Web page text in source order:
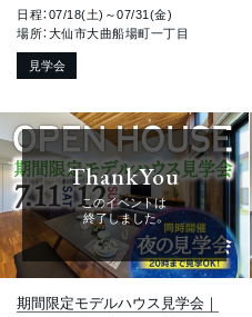
プン｜夜の見学会も同時開催｜
大仙市大曲船場町
日程：07/18(土)～07/31(金)
場所：大仙市大曲船場町一丁目
見学会
ThankYou
このイベントは
終了しました。
期間限定モデルハウス見学会｜